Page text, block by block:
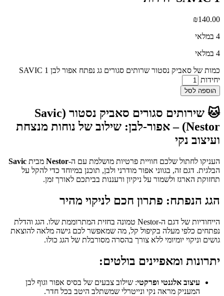
₪140.00
4 במלאי
4 במלאי
כמות של סאביק נסטור שרותים סגורים גג נפתח אפור לבן SAVIC 1
יחידות
הוספה לסל
🐱 שירותים סגורים סאביק נסטור (Savic
Nestor) – אפור-לבן: שילוב של נוחות מנצחת
ועיצוב נקי
העניקו לחתול שלכם חוויית פרטיות מושלמת עם ה-Nestor מבית Savic
הבלגית. דגם זה, בגווני אפור מודרני ולבן, תוכנן במיוחד כדי להקל על
תחזוקת הארגז ולשמור על ניקיון ורעננות בביתכם לאורך זמן.
הגג הנפתח: פתרון חכם לניקוי מהיר
הייחודיות של דגם ה-Nestor טמונה בחזית המתרוממת שלו. הגג והדלת
נפתחים כלפי מעלה בקיפול קל, מה שמאפשר לכם גישה מלאה להוצאת
גושים וניקוי יומיומי ללא צורך בהסרה מסורבלת של הגג כולו.
יתרונות ומאפיינים בולטים:
עיצוב אלגנטי ופרקטי: שילוב צבעים של בסיס אפור וגוף לבן
המעניק מראה נקי ונייטרלי שמשתלב היטב בכל חדר.